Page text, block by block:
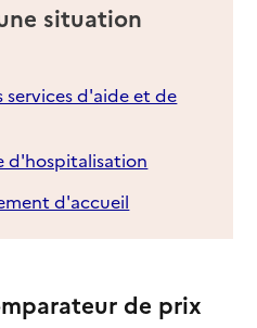
situation
services d'aide et de
d'hospitalisation
d'accueil
de prix